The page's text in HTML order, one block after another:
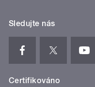
Sledujte nás
Certifikováno